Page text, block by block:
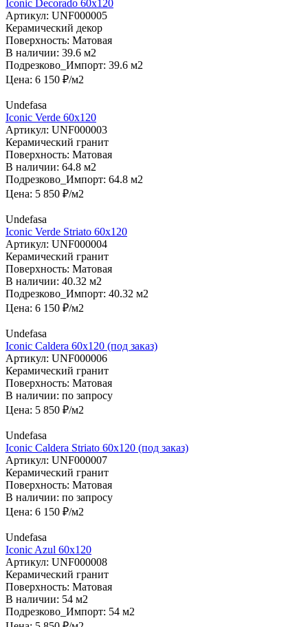
Iconic Decorado 60х120
Артикул: UNF000005
Керамический декор
Поверхность: Матовая
В наличии: 39.6 м2
Подрезково_Импорт: 39.6 м2
Цена: 6 150 ₽/м2
Undefasa
Iconic Verde 60х120
Артикул: UNF000003
Керамический гранит
Поверхность: Матовая
В наличии: 64.8 м2
Подрезково_Импорт: 64.8 м2
Цена: 5 850 ₽/м2
Undefasa
Iconic Verde Striato 60х120
Артикул: UNF000004
Керамический гранит
Поверхность: Матовая
В наличии: 40.32 м2
Подрезково_Импорт: 40.32 м2
Цена: 6 150 ₽/м2
Undefasa
Iconic Caldera 60х120 (под заказ)
Артикул: UNF000006
Керамический гранит
Поверхность: Матовая
В наличии: по запросу
Цена: 5 850 ₽/м2
Undefasa
Iconic Caldera Striato 60х120 (под заказ)
Артикул: UNF000007
Керамический гранит
Поверхность: Матовая
В наличии: по запросу
Цена: 6 150 ₽/м2
Undefasa
Iconic Azul 60х120
Артикул: UNF000008
Керамический гранит
Поверхность: Матовая
В наличии: 54 м2
Подрезково_Импорт: 54 м2